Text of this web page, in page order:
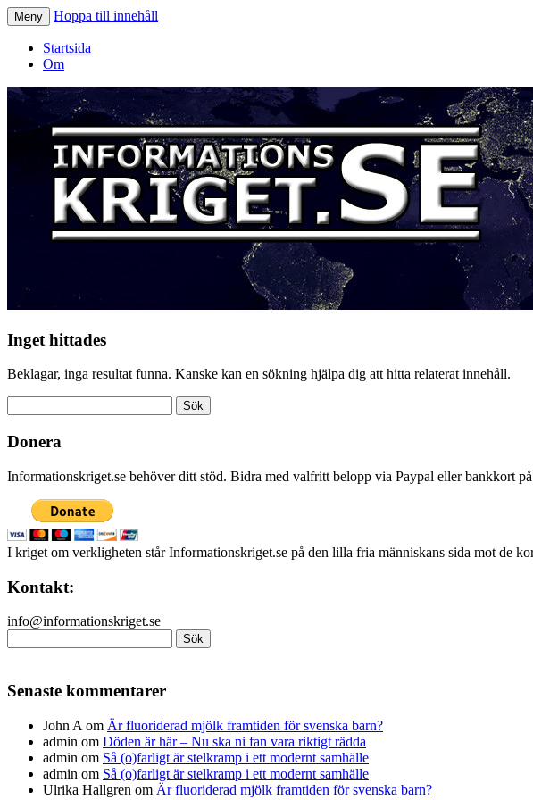
Informationskriget.se
Meny Hoppa till innehåll
Startsida
Om
Inget hittades
Beklagar, inga resultat funna. Kanske kan en sökning hjälpa dig att hitta relaterat innehåll.
efter:
Donera
Informationskriget.se behöver ditt stöd. Bidra med valfritt belopp via Paypal eller bankkort
I kriget om verkligheten står Informationskriget.se på den lilla fria människans sida mot de
Kontakt:
info@informationskriget.se
efter:
Senaste kommentarer
John A om Är fluoriderad mjölk framtiden för svenska barn?
admin om Döden är här – Nu ska ni fan vara riktigt rädda
admin om Så (o)farligt är stelkramp i ett modernt samhälle
admin om Så (o)farligt är stelkramp i ett modernt samhälle
Ulrika Hallgren om Är fluoriderad mjölk framtiden för svenska barn?